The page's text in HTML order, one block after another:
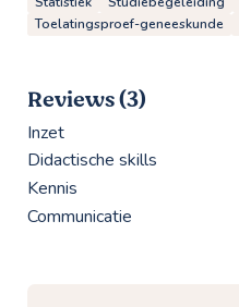
Toelatingsproef-geneeskunde
Reviews (3)
Inzet
Didactische skills
Kennis
Communicatie